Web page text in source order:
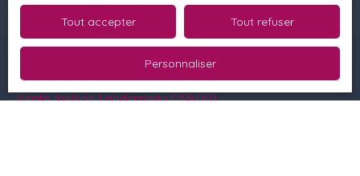
Je recherche un bien
Vente terrain Loperhet (29470)
Vente maison Landerneau (29800)
Tout accepter Tout refuser
Personnaliser